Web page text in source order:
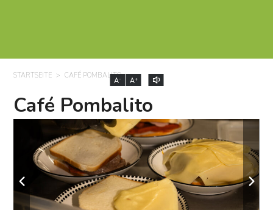
STARTSEITE CAFÉ POMBALITO
A- A+
Café Pombalito